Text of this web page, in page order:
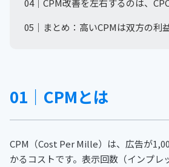
04｜CPM改善を左右するのは、
05｜まとめ：高いCPMは双方の利
01｜CPMとは
CPM（Cost Per Mille）は、広告が
かるコストです。表示回数（インプレ